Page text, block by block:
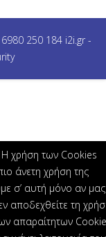
250 184 i2i.gr -
Η χρήση των Cookies
άνετη χρήση της
σ’ αυτή μόνο αν μας
αποδεχθείτε τη
απαραίτητων